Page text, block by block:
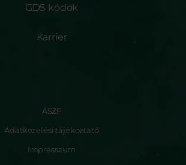
GDS kódok
Karrier
ÁSZF
Adatkezelési tájékoztató
Impresszum